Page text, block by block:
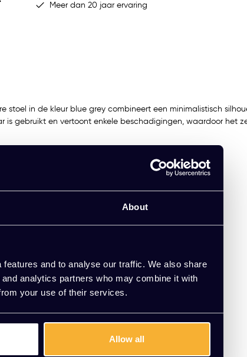
About
and to analyse our traffic. We also share
analytics partners who may combine it with
your use of their services.
Allow all
Meer dan 20 jaar ervaring
stoel in de kleur blue grey combineert een minimalistisch
gebruikt en vertoont enkele beschadigingen, waardoor het